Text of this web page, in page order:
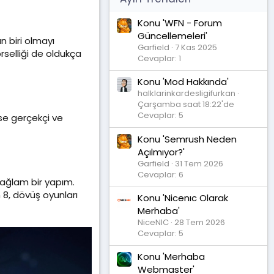
biri olmayı
de oldukça
gerçekçi ve
bir yapım.
dövüş oyunları
Konu 'WFN - Forum
Güncellemeleri'
Garfield 7 Kas 2025
Cevaplar: 1
Konu 'Mod Hakkında'
halklarinkardesligifurkan
Çarşamba saat 18:22'de
Cevaplar: 5
Konu 'Semrush Neden
Açılmıyor?'
Garfield 31 Tem 2026
Cevaplar: 6
Konu 'Nicenıc Olarak
Merhaba'
NiceNIC 28 Tem 2026
Cevaplar: 5
Konu 'Merhaba
Webmaster'